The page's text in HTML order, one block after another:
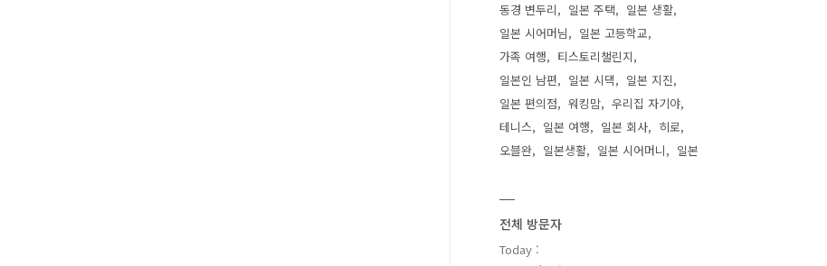
동경 변두리
일본 주택
일본 생활
일본 시어머님
일본 고등학교
가족 여행
티스토리챌린지
일본인 남편
일본 시댁
일본 지진
일본 편의점
워킹맘
우리집 자기야
테니스
일본 여행 일본 회사
히로
오블완
일본생활 일본 시어머니 일본
전체 방문자
Today :